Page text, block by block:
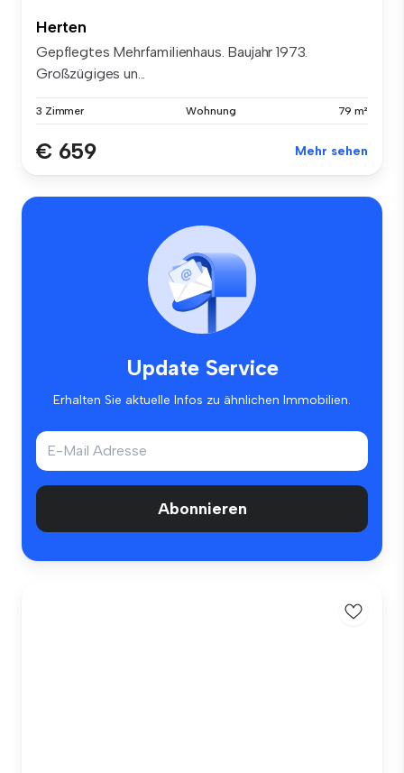
Herten
Gepflegtes Mehrfamilienhaus. Baujahr 1973.
Großzügiges un...
3 Zimmer Wohnung 79 m²
€ 659 Mehr sehen
Update Service
Erhalten Sie aktuelle Infos zu ähnlichen Immobilien.
Abonnieren